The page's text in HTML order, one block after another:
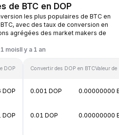
de BTC en DOP
les plus populaires de BTC en
avec des taux de conversion en
agrégées des market makers de
1 moisIl y a 1 an
DOP
DOP
Convertir des DOP en BTCValeur de
0.001 DOP 0.00000000
0.01 DOP 0.00000000